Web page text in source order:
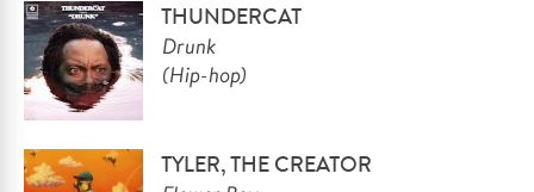
THUNDERCAT
Drunk
(Hip-hop)
TYLER, THE CREATOR